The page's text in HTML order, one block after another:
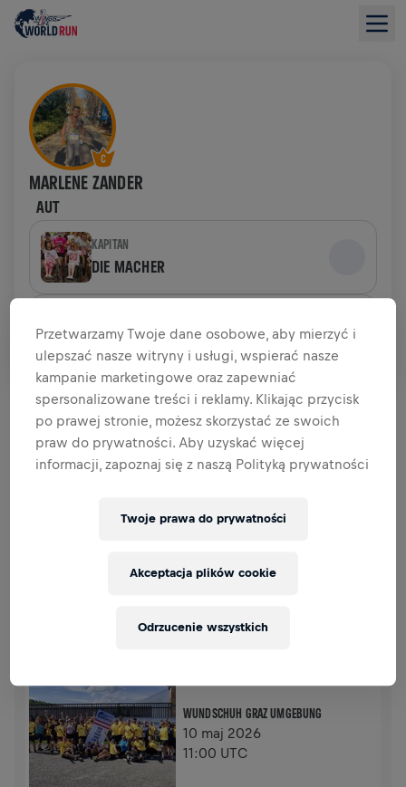
MARLENE ZANDER
AUT
KAPITAN
DIE MACHER
DIE MACHER
PODSUMOWANIE ZBIÓRKI FUNDUSZY
0,00 USD ZEBRANO Z CEL 0,00 USD
Wpłać, aby zrobić różnicę! 100% Twojej darowizny
WUNDSCHUH GRAZ UMGEBUNG
10 maj 2026
11:00 UTC
Przetwarzamy Twoje dane osobowe, aby mierzyć i
ulepszać nasze witryny i usługi, wspierać nasze
kampanie marketingowe oraz zapewniać
spersonalizowane treści i reklamy. Klikając przycisk
po prawej stronie, możesz skorzystać ze swoich
praw do prywatności. Aby uzyskać więcej
informacji, zapoznaj się z naszą Polityką prywatności
Twoje prawa do prywatności
Odrzucenie wszystkich
Akceptacja plików cookie